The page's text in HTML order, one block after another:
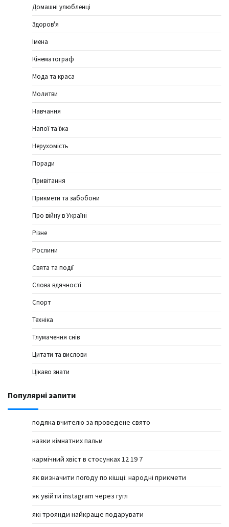
Домашні улюбленці
Здоров'я
Імена
Кінематограф
Мода та краса
Молитви
Навчання
Напої та їжа
Нерухомість
Поради
Привітання
Прикмети та забобони
Про війну в Україні
Різне
Рослини
Свята та події
Слова вдячності
Спорт
Техніка
Тлумачення снів
Цитати та вислови
Цікаво знати
Популярні запити
подяка вчителю за проведене свято
назки кімнатних пальм
кармічний хвіст в стосунках 12 19 7
як визначити погоду по кішці: народні прикмети
як увійти instagram через гугл
які троянди найкраще подарувати